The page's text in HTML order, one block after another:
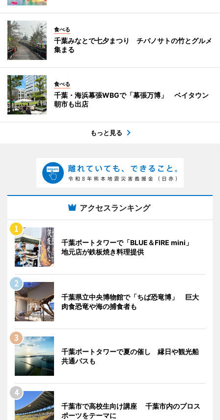
食べる
千葉みなとで七夕まつり チバノサトの竹とグルメ
集まる
食べる
千葉・海浜幕張WBGで「幕張万博」 ベイタウン
朝市も出店
もっと見る
アクセスランキング
千葉ポートタワーで「BLUE＆FIRE mini」
地元店が鉄板焼き料理提供
千葉県立中央博物館で「ちば恐竜博」 巨大
肉食恐竜や海の捕食者も
千葉ポートタワーで夏の催し 縁日や観光船
共通パスも
千葉市で高校生向け講座 千葉市内のプロス
ポーツをテーマに